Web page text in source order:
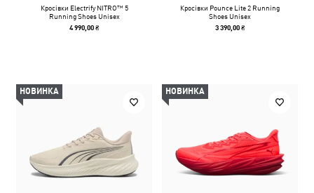
Кросівки Electrify NITRO™ 5
Running Shoes Unisex
4 990,00 ₴
Кросівки Pounce Lite 2 Running
Shoes Unisex
3 390,00 ₴
НОВИНКА НОВИНКА